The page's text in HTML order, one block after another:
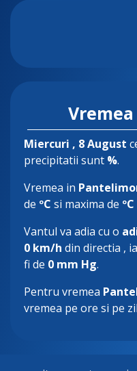
Miercuri , 8 August
precipitatii sunt %.
Vremea in
de ºC si maxima de ºC
Vantul va adia cu o
0 km/h din directia ,
fi de 0 mm Hg.
Pentru vremea
vremea pe ore si pe